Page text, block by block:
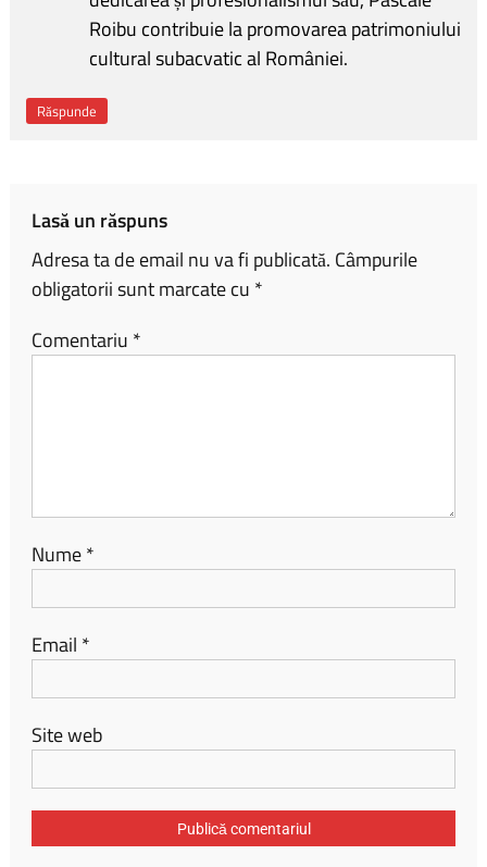
Roibu contribuie la promovarea patrimoniului
cultural subacvatic al României.
Răspunde
Lasă un răspuns
Adresa ta de email nu va fi publicată. Câmpurile
obligatorii sunt marcate cu *
Comentariu *
Nume*
Email *
Site web